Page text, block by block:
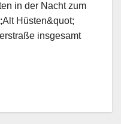
in der Nacht zum
Hüsten&quot;
insgesamt